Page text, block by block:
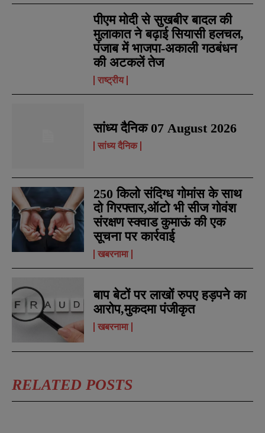
m
e
*
E
m
N
b
e
r
SUBMIT
m
e
*
E
m
N
b
e
r
SUBMIT
पीएम मोदी से सुखबीर बादल की
मुलाकात ने बढ़ाई सियासी हलचल,
पंजाब में भाजपा-अकाली गठबंधन
की अटकलें तेज
राष्ट्रीय
सांध्य दैनिक 07 August 2026
सांध्य दैनिक
250 किलो संदिग्ध गोमांस के साथ
दो गिरफ्तार,ऑटो भी सीज गोवंश
संरक्षण स्क्वाड कुमाऊं की एक
सूचना पर कार्रवाई
खबरनामा
बाप बेटों पर लाखों रुपए हड़पने का
आरोप,मुकदमा पंजीकृत
खबरनामा
RELATED POSTS